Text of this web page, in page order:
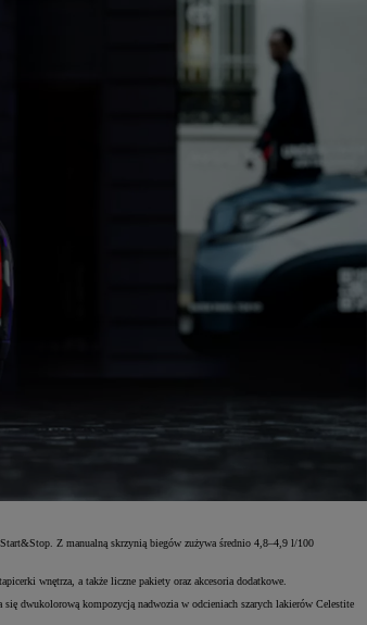
Z manualną skrzynią biegów zużywa średnio 4,8–4,9 l/100
wnętrza, a także liczne pakiety oraz akcesoria dodatkowe.
dwukolorową kompozycją nadwozia w odcieniach szarych lakierów Celestite